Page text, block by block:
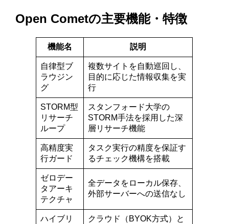
Open Cometの主要機能・特徴
機能名 説明
自律型ブ
ラウジン
グ
複数サイトを自動巡回し、
目的に応じた情報収集を実
行
STORM型
リサーチ
ループ
スタンフォード大学の
STORM手法を採用した深
層リサーチ機能
高精度実
行ガード
タスク実行の精度を保証す
るチェック機構を搭載
ゼロデー
タアーキ
テクチャ
全データをローカル保存、
外部サーバーへの送信なし
ハイブリ
クラウド（BYOK方式）と